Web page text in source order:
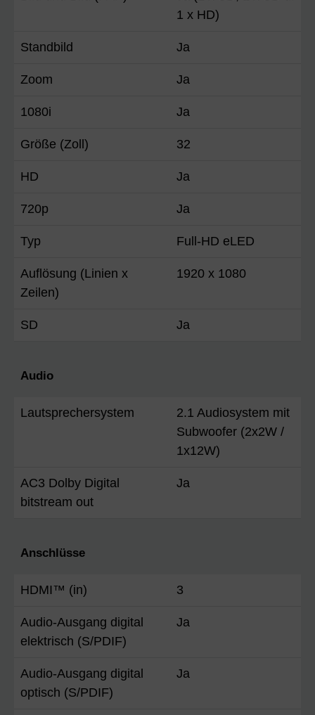
1 x HD)
Standbild Ja
Zoom Ja
1080i Ja
Größe (Zoll) 32
HD Ja
720p Ja
Typ Full-HD eLED
Auflösung (Linien x
Zeilen)
1920 x 1080
SD Ja
Audio
Lautsprechersystem
2.1 Audiosystem mit
Subwoofer (2x2W /
1x12W)
AC3 Dolby Digital
bitstream out
Ja
Anschlüsse
HDMI™ (in) 3
Audio-Ausgang digital
elektrisch (S/PDIF)
Ja
Audio-Ausgang digital
optisch (S/PDIF)
Ja